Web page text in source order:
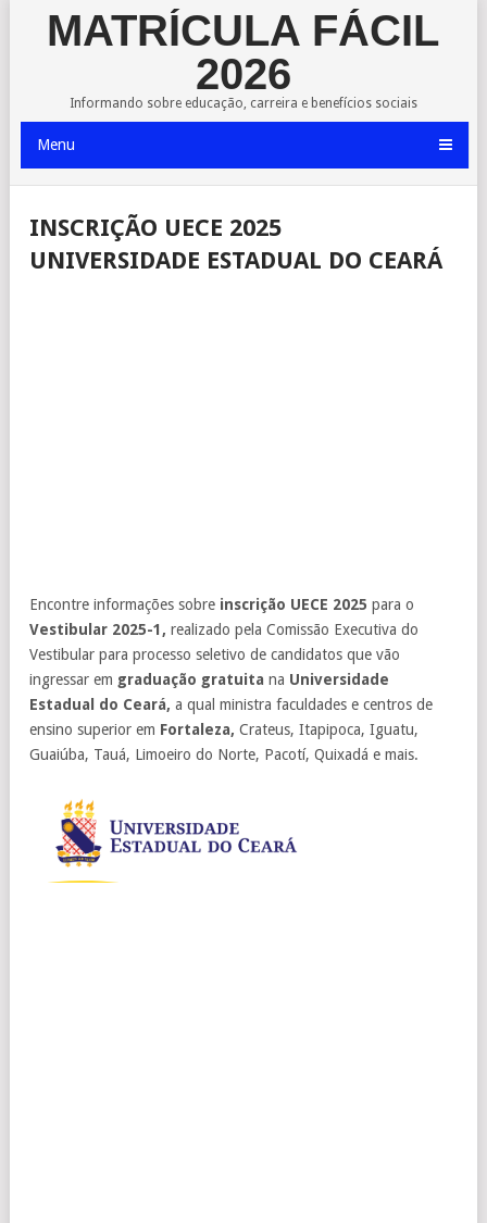
MATRÍCULA FÁCIL
2026
Informando sobre educação, carreira e benefícios sociais
Menu
INSCRIÇÃO UECE 2025
UNIVERSIDADE ESTADUAL DO CEARÁ
Encontre informações sobre inscrição UECE 2025 para o
Vestibular 2025-1, realizado pela Comissão Executiva do
Vestibular para processo seletivo de candidatos que vão
ingressar em graduação gratuita na Universidade
Estadual do Ceará, a qual ministra faculdades e centros de
ensino superior em Fortaleza, Crateus, Itapipoca, Iguatu,
Guaiúba, Tauá, Limoeiro do Norte, Pacotí, Quixadá e mais.